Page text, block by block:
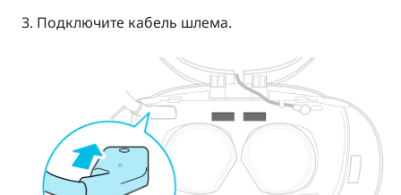
Подключите кабель шлема.